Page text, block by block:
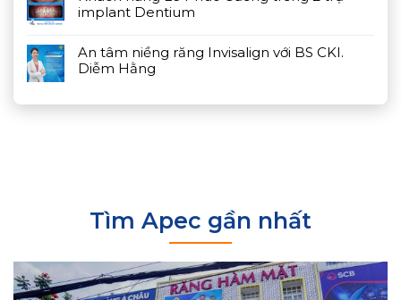
implant Dentium
An tâm niềng răng Invisalign với BS CKI.
Diễm Hằng
Tìm Apec gần nhất